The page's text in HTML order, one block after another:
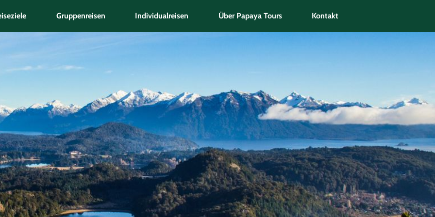
Gruppenreisen Individualreisen Über Papaya Tours Kontakt